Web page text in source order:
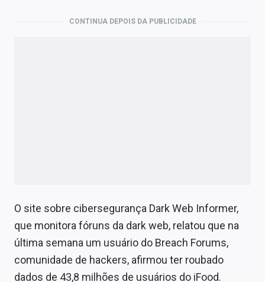
CONTINUA DEPOIS DA PUBLICIDADE
O site sobre cibersegurança Dark Web Informer,
que monitora fóruns da dark web, relatou que na
última semana um usuário do Breach Forums,
comunidade de hackers, afirmou ter roubado
dados de 43,8 milhões de usuários do iFood.